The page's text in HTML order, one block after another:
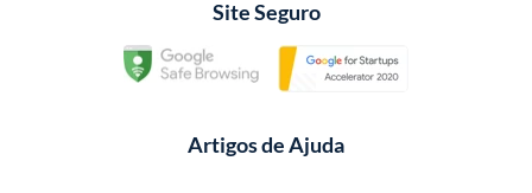
Site Seguro
Artigos de Ajuda